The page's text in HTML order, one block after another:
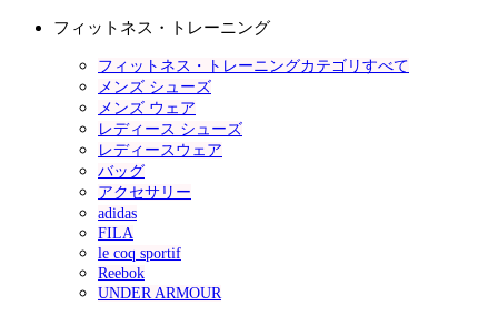
フィットネス・トレーニング
フィットネス・トレーニングカテゴリすべて
メンズ シューズ
メンズ ウェア
レディース シューズ
レディースウェア
バッグ
アクセサリー
adidas
FILA
le coq sportif
Reebok
UNDER ARMOUR